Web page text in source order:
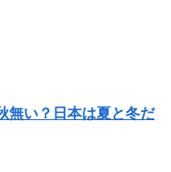
無い？日本は夏と冬だ